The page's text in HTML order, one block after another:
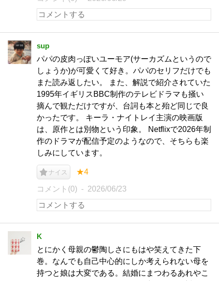
sup
パパの皮肉っぽいユーモア(サーカズムというので
しょうか)が可愛くて好き。パパのセリフだけでも
また読み返したい。 また、解説で紹介されていた
1995年イギリスBBC制作のテレビドラマも掻い
摘んで観ただけですが、台詞も本と殆ど同じで良
かったです。 キーラ・ナイトレイ主演の映画版
は、原作とは別物という印象。 Netflixで2026年制
作のドラマが配信予定のようなので、そちらも楽
しみにしています。
ナイス ★4
コメント(0) 2026/06/23
K
とにかく母親の鬱陶しさにもはや笑えてきた下
巻。なんでも自己中心的にしか考えられない母を
持つと娘は大変である。結婚にまつわるあれやこ